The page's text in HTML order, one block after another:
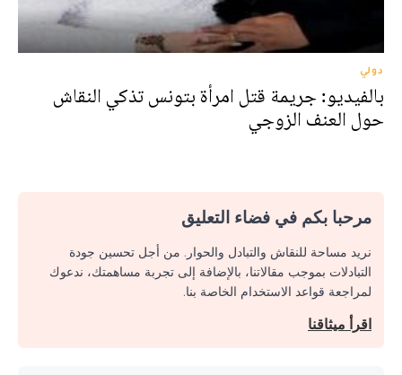
دولي
بالفيديو: جريمة قتل امرأة بتونس تذكي النقاش
حول العنف الزوجي
مرحبا بكم في فضاء التعليق
نريد مساحة للنقاش والتبادل والحوار. من أجل تحسين جودة
التبادلات بموجب مقالاتنا، بالإضافة إلى تجربة مساهمتك، ندعوك
لمراجعة قواعد الاستخدام الخاصة بنا.
اقرأ ميثاقنا